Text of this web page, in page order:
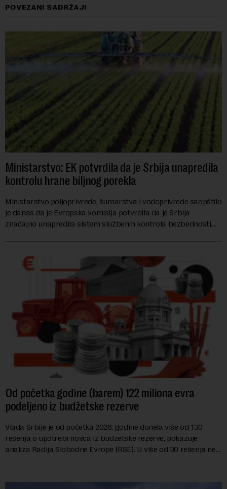
POVEZANI SADRŽAJI
Ministarstvo: EK potvrdila da je Srbija unapredila
kontrolu hrane biljnog porekla
Ministarstvo poljoprivrede, šumarstva i vodoprivrede saopštilo
je danas da je Evropska komisija potvrdila da je Srbija
značajno unapredila sistem službenih kontrola bezbednosti
Od početka godine (barem) 122 miliona evra
podeljeno iz budžetske rezerve
Vlada Srbije je od početka 2026. godine donela više od 130
rešenja o upotrebi novca iz budžetske rezerve, pokazuje
analiza Radija Slobodne Evrope (RSE). U više od 30 rešenja ne